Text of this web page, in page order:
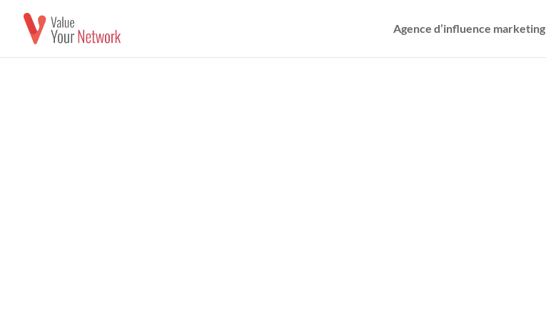
Agence d’influence marketing